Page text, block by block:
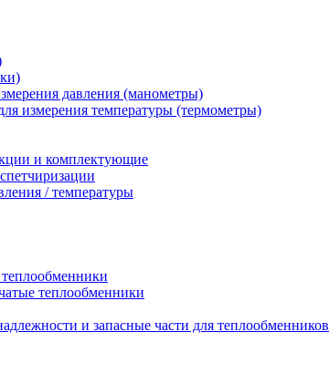
давления (манометры)
измерения температуры (термометры)
и комплектующие
/ температуры
теплообменники
и запасные части для теплообменников